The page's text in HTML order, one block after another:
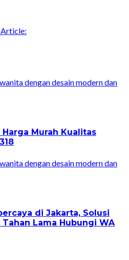
Murah Kualitas
di Jakarta, Solusi
Lama Hubungi WA